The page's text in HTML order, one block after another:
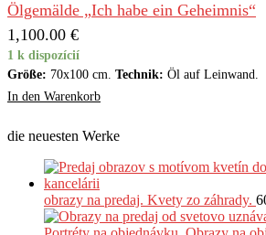
Ölgemälde „Ich habe ein Geheimnis“
1,100.00 €
1 k dispozícií
Größe: 70x100 cm. Technik: Öl auf Leinwand.
In den Warenkorb
die neuesten Werke
obrazy na predaj. Kvety zo záhrady.